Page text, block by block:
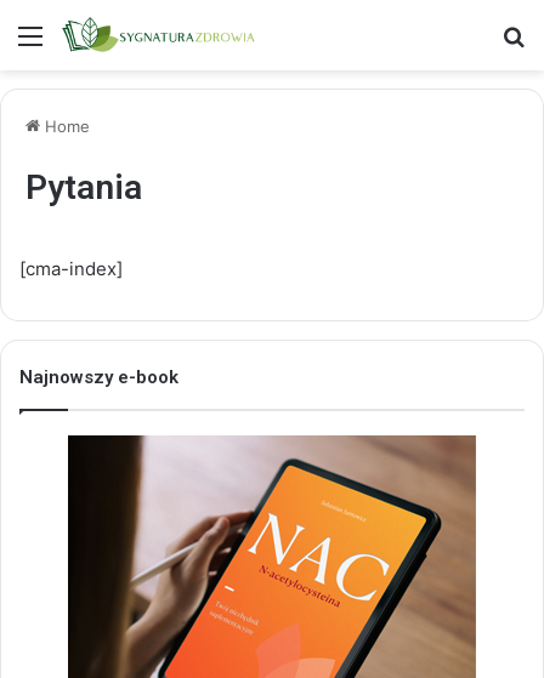
Menu
Home
Pytania
[cma-index]
Najnowszy e-book